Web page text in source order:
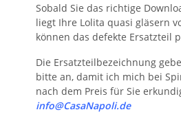
Sobald Sie das richtige
liegt Ihre Lolita quasi gläsern
können das defekte Ersatzteil
Die Ersatzteilbezeichnung
bitte an, damit ich mich bei
nach dem Preis für Sie
info@CasaNapoli.de